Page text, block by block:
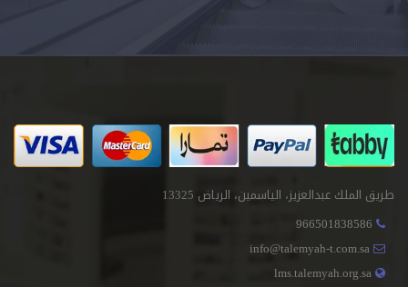
طريق الملك عبدالعزيز، الياسمين، الرياض 13325
966501838586
info@talemyah-t.com.sa
lms.talemyah.org.sa